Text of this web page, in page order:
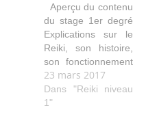
Aperçu du contenu
du stage 1er degré
Explications sur le
Reiki, son histoire,
son fonctionnement
(comment il agit,
purifie, aide…). Les
quatre initiations
23 mars 2017
Dans "Reiki niveau
1"